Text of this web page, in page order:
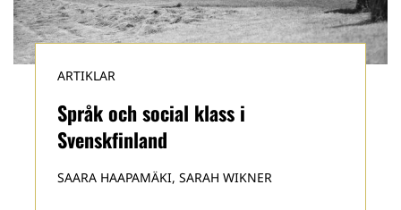
Språk och social klass i
Svenskfinland
ARTIKLAR
SAARA HAAPAMÄKI, SARAH WIKNER